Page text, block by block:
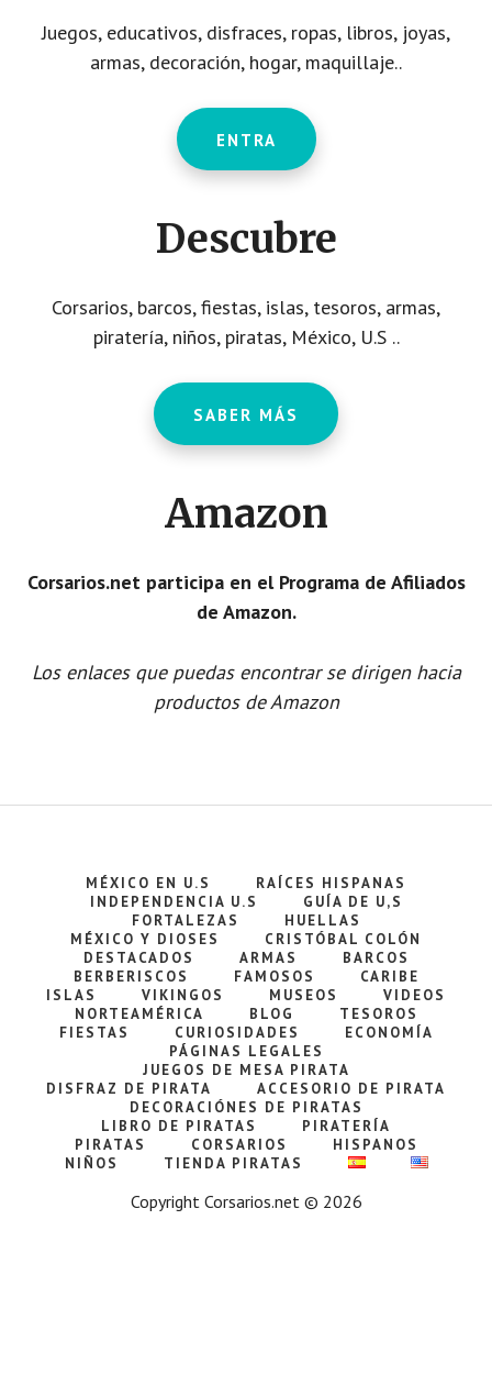
Juegos, educativos, disfraces, ropas, libros, joyas,
armas, decoración, hogar, maquillaje..
ENTRA
Descubre
Corsarios, barcos, fiestas, islas, tesoros, armas,
piratería, niños, piratas, México, U.S ..
SABER MÁS
Amazon
Corsarios.net participa en el Programa de Afiliados
de Amazon.
Los enlaces que puedas encontrar se dirigen hacia
productos de Amazon
MÉXICO EN U.S
RAÍCES HISPANAS
INDEPENDENCIA U.S
GUÍA DE U,S
FORTALEZAS
HUELLAS
MÉXICO Y DIOSES
CRISTÓBAL COLÓN
DESTACADOS
ARMAS
BARCOS
BERBERISCOS
FAMOSOS
CARIBE
ISLAS
VIKINGOS MUSEOS
VIDEOS
NORTEAMÉRICA
BLOG
TESOROS
FIESTAS
CURIOSIDADES
ECONOMÍA
PÁGINAS LEGALES
JUEGOS DE MESA PIRATA
DISFRAZ DE PIRATA
ACCESORIO DE PIRATA
DECORACIÓNES DE PIRATAS
LIBRO DE PIRATAS
PIRATERÍA
PIRATAS
CORSARIOS
HISPANOS
NIÑOS
TIENDA PIRATAS
Copyright Corsarios.net © 2026